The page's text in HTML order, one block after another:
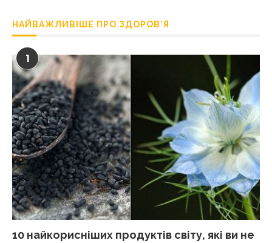
НАЙВАЖЛИВІШЕ ПРО ЗДОРОВ’Я
1
10 найкорисніших продуктів світу, які ви не